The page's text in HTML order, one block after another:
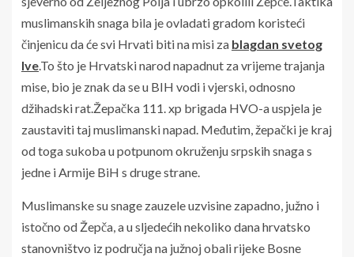
muslimanskih snaga bila je ovladati gradom koristeći
činjenicu da će svi Hrvati biti na misi za blagdan svetog
Ive.To što je Hrvatski narod napadnut za vrijeme trajanja
mise, bio je znak da se u BIH vodi i vjerski, odnosno
džihadski rat.Žepačka 111. xp brigada HVO-a uspjela je
zaustaviti taj muslimanski napad. Međutim, žepački je kraj
od toga sukoba u potpunom okruženju srpskih snaga s
jedne i Armije BiH s druge strane.
Muslimanske su snage zauzele uzvisine zapadno, južno i
istočno od Žepča, a u sljedećih nekoliko dana hrvatsko
stanovništvo iz područja na južnoj obali rijeke Bosne